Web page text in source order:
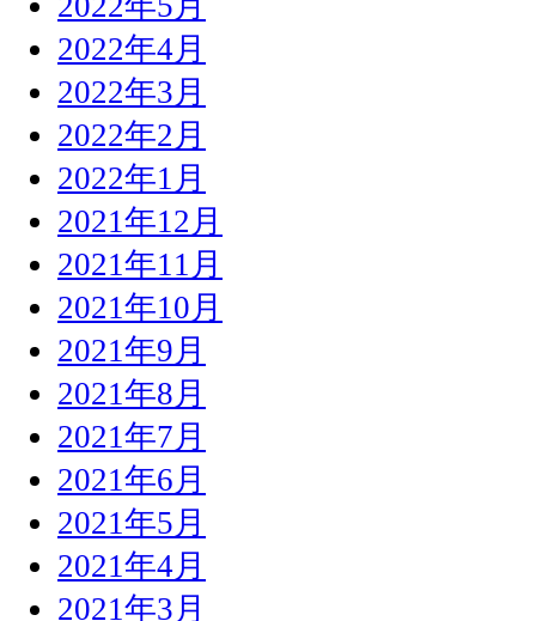
2022年4月
2022年3月
2022年2月
2022年1月
2021年12月
2021年11月
2021年10月
2021年9月
2021年8月
2021年7月
2021年6月
2021年5月
2021年4月
2021年3月